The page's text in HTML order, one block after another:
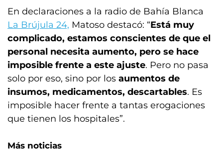
En declaraciones a la radio de Bahía Blanca
La Brújula 24, Matoso destacó: “Está muy
complicado, estamos conscientes de que el
personal necesita aumento, pero se hace
imposible frente a este ajuste. Pero no pasa
solo por eso, sino por los aumentos de
insumos, medicamentos, descartables. Es
imposible hacer frente a tantas erogaciones
que tienen los hospitales”.
Más noticias